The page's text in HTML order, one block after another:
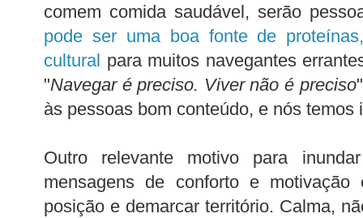
comem comida saudável, serão
pode ser uma boa fonte de
cultural para muitos navegantes
"Navegar é preciso. Viver não é preciso
às pessoas bom conteúdo, e nós temos
Outro relevante motivo para
mensagens de conforto e
posição e demarcar território. Calma,